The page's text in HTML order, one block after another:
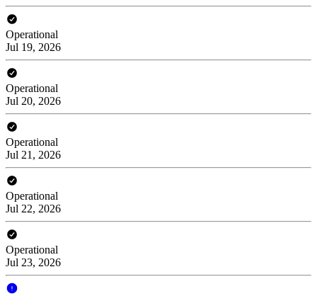
Operational
Jul 19, 2026
Operational
Jul 20, 2026
Operational
Jul 21, 2026
Operational
Jul 22, 2026
Operational
Jul 23, 2026